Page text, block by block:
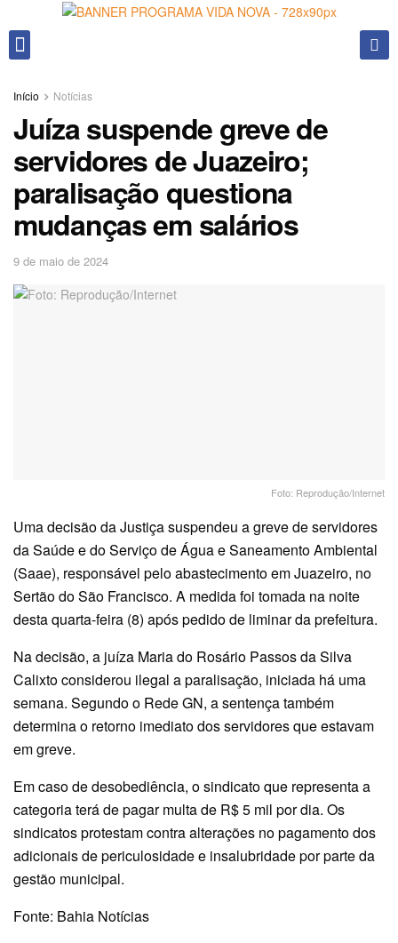
Início Notícias
Juíza suspende greve de
servidores de Juazeiro;
paralisação questiona
mudanças em salários
9 de maio de 2024
Foto: Reprodução/Internet
Uma decisão da Justiça suspendeu a greve de servidores
da Saúde e do Serviço de Água e Saneamento Ambiental
(Saae), responsável pelo abastecimento em Juazeiro, no
Sertão do São Francisco. A medida foi tomada na noite
desta quarta-feira (8) após pedido de liminar da prefeitura.
Na decisão, a juíza Maria do Rosário Passos da Silva
Calixto considerou ilegal a paralisação, iniciada há uma
semana. Segundo o Rede GN, a sentença também
determina o retorno imediato dos servidores que estavam
em greve.
Em caso de desobediência, o sindicato que representa a
categoria terá de pagar multa de R$ 5 mil por dia. Os
sindicatos protestam contra alterações no pagamento dos
adicionais de periculosidade e insalubridade por parte da
gestão municipal.
Fonte: Bahia Notícias